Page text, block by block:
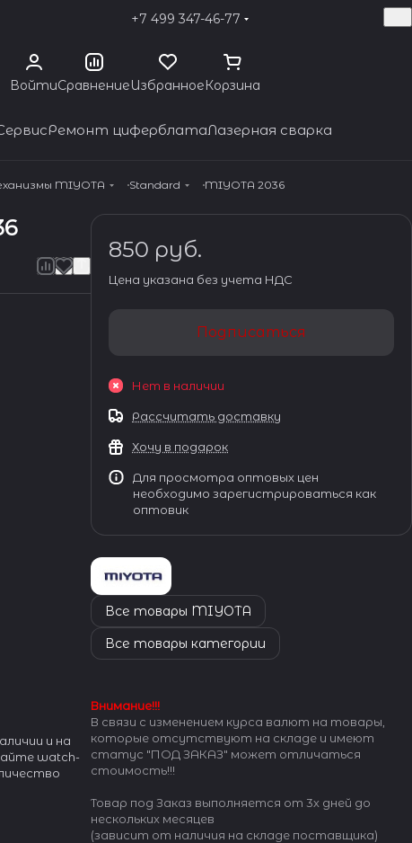
+7 499 347-46-77
ВойтиСравнениеИзбранноеКорзина
Ремонт циферблатаЛазерная сварка
MIYOTA Standard MIYOTA 2036
и на
watch-
850 руб.
Цена указана без учета НДС
Подписаться
Нет в наличии
Рассчитать доставку
Хочу в подарок
Для просмотра оптовых цен
необходимо зарегистрироваться как
оптовик
Все товары MIYOTA
Все товары категории
Внимание!!!
В связи с изменением курса валют на товары,
которые отсутствуют на складе и имеют
статус "ПОД ЗАКАЗ" может отличаться
стоимость!!!
Товар под Заказ выполняется от 3х дней до
нескольких месяцев
(зависит от наличия на складе поставщика)